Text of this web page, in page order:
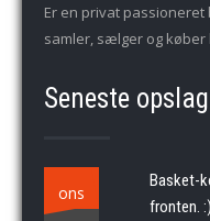
Er en privat passioneret
samler, sælger og køber
Seneste opslag
ons
Basket-
fronten. :)